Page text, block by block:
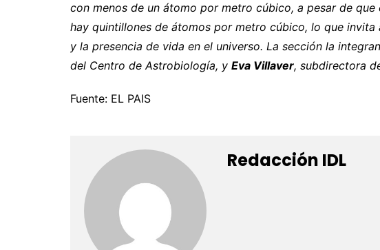
con menos de un átomo por metro cúbico, a pesar de
hay quintillones de átomos por metro cúbico, lo que invita
y la presencia de vida en el universo. La sección la integran
del Centro de Astrobiología, y Eva Villaver, subdirectora
Fuente: EL PAIS
Redacción IDL